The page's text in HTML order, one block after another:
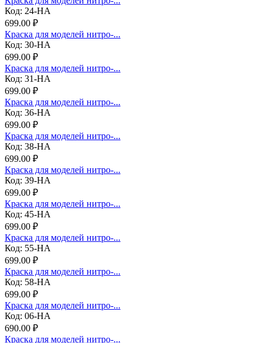
Код: 24-НА
699.00 ₽
Краска для моделей нитро-...
Код: 30-НА
699.00 ₽
Краска для моделей нитро-...
Код: 31-НА
699.00 ₽
Краска для моделей нитро-...
Код: 36-НА
699.00 ₽
Краска для моделей нитро-...
Код: 38-НА
699.00 ₽
Краска для моделей нитро-...
Код: 39-НА
699.00 ₽
Краска для моделей нитро-...
Код: 45-НА
699.00 ₽
Краска для моделей нитро-...
Код: 55-НА
699.00 ₽
Краска для моделей нитро-...
Код: 58-НА
699.00 ₽
Краска для моделей нитро-...
Код: 06-НА
690.00 ₽
Краска для моделей нитро-...